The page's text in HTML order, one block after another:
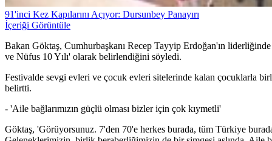
91'inci Kez Kapılarını Açıyor: Dursunbey Panayırı
İçeriği Görüntüle
Bakan Göktaş, Cumhurbaşkanı Recep Tayyip Erdoğan'ın
ve Nüfus 10 Yılı' olarak belirlendiğini söyledi.
Festivalde sevgi evleri ve çocuk evleri sitelerinde kalan çocuklarla
belirtti.
- 'Aile bağlarımızın güçlü olması bizler için çok kıymetli'
Göktaş, 'Görüyorsunuz. 7'den 70'e herkes burada, tüm Türkiye